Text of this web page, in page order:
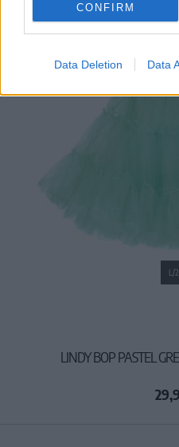
CONFIRM
Data Deletion Data
L/
LINDY BOP PASTEL